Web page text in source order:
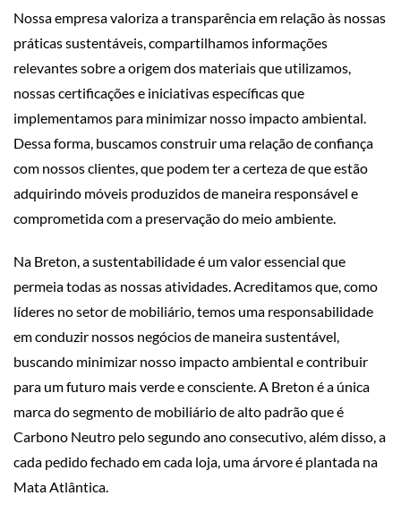
Nossa empresa valoriza a transparência em relação às nossas
práticas sustentáveis, compartilhamos informações
relevantes sobre a origem dos materiais que utilizamos,
nossas certificações e iniciativas específicas que
implementamos para minimizar nosso impacto ambiental.
Dessa forma, buscamos construir uma relação de confiança
com nossos clientes, que podem ter a certeza de que estão
adquirindo móveis produzidos de maneira responsável e
comprometida com a preservação do meio ambiente.
Na Breton, a sustentabilidade é um valor essencial que
permeia todas as nossas atividades. Acreditamos que, como
líderes no setor de mobiliário, temos uma responsabilidade
em conduzir nossos negócios de maneira sustentável,
buscando minimizar nosso impacto ambiental e contribuir
para um futuro mais verde e consciente. A Breton é a única
marca do segmento de mobiliário de alto padrão que é
Carbono Neutro pelo segundo ano consecutivo, além disso, a
cada pedido fechado em cada loja, uma árvore é plantada na
Mata Atlântica.